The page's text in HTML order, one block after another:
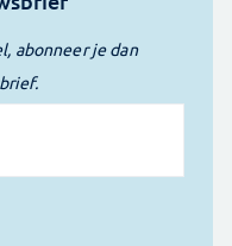
abonneer je dan